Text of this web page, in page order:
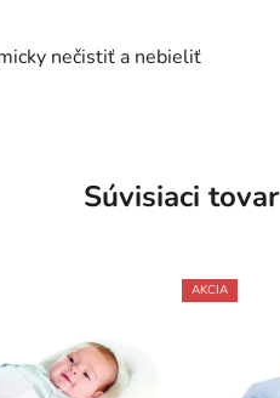
nečistiť a nebieliť
Súvisiaci tovar
AKCIA